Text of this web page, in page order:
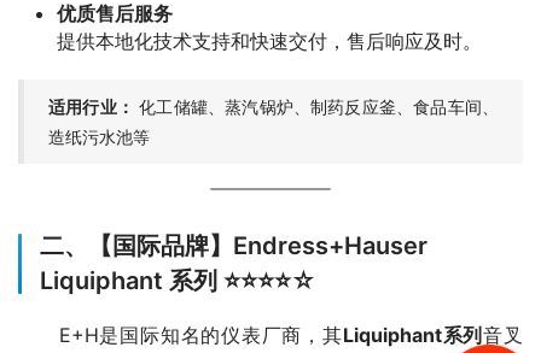
优质售后服务
提供本地化技术支持和快速交付，售后响应及时。
适用行业： 化工储罐、蒸汽锅炉、制药反应釜、食品车间、
造纸污水池等
二、【国际品牌】Endress+Hauser
Liquiphant 系列 ⭐⭐⭐⭐☆
E+H是国际知名的仪表厂商，其Liquiphant系列音叉